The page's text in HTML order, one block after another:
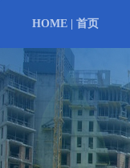
HOME | 首页